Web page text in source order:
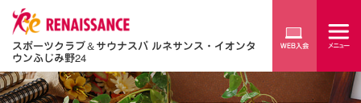
スポーツクラブ＆サウナスパ ルネサンス・イオンタ
ウンふじみ野24